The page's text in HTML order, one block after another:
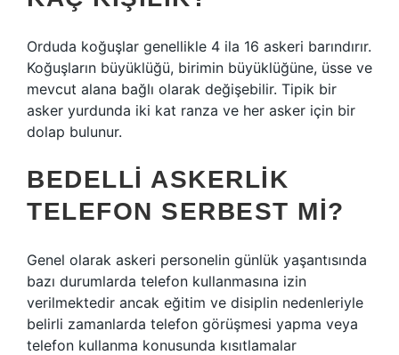
Orduda koğuşlar genellikle 4 ila 16 askeri barındırır.
Koğuşların büyüklüğü, birimin büyüklüğüne, üsse ve
mevcut alana bağlı olarak değişebilir. Tipik bir
asker yurdunda iki kat ranza ve her asker için bir
dolap bulunur.
BEDELLI ASKERLIK
TELEFON SERBEST MI?
Genel olarak askeri personelin günlük yaşantısında
bazı durumlarda telefon kullanmasına izin
verilmektedir ancak eğitim ve disiplin nedenleriyle
belirli zamanlarda telefon görüşmesi yapma veya
telefon kullanma konusunda kısıtlamalar